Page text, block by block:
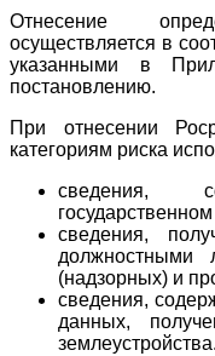
Отнесение
осуществляется в
указанными в
постановлению.
При отнесении
категориям риска
сведения,
сведения,
должностными
(надзорных) и
сведения,
данных,
землеустройства.